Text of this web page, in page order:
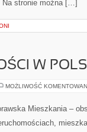
Na stronie można […]
W
MOŻLIWOŚĆ
Mieszkania –